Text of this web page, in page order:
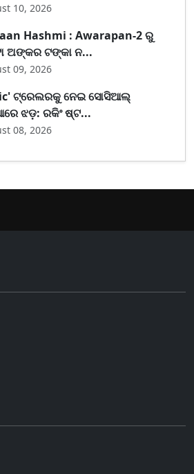
10, 2026
Hashmi : Awarapan-2 ରୁ
ଅଙ୍କର ଟଙ୍କା ନ...
09, 2026
ଟ୍ରେଲରକୁ ନେଇ ସୋସିଆଲ୍
ଝଡ଼: ରକିଂ ଷ୍ଟ...
08, 2026